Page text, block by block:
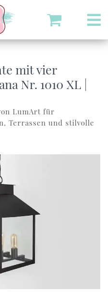
mit vier
Nr. 1010 XL |
LumArt für
Terrassen und stilvolle